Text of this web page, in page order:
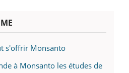
s'offrir Monsanto
à Monsanto les études de